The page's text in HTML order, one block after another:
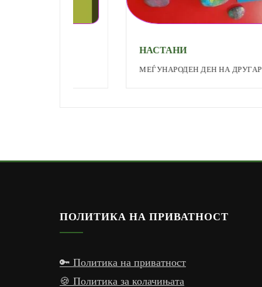
НАСТАНИ
МЕЃУНАРОДЕН ДЕН НА ДРУГАРСТВОТО
ПОЛИТИКА НА ПРИВАТНОСТ
🔑 Политика на приватност
🍪 Политика за колачињата